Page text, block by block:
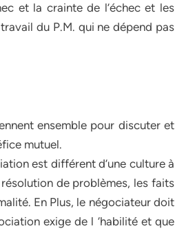
et la crainte de l’échec et les
du P.M. qui ne dépend pas
ensemble pour discuter et
mutuel.
est différent d’une culture à
de problèmes, les faits
En Plus, le négociateur doit
exige de l ‘habilité et que